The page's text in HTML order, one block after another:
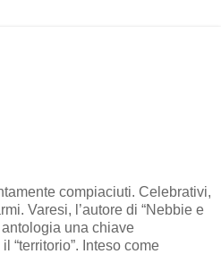
compiaciuti. Celebrativi,
Varesi, l’autore di “Nebbie e
una chiave
“territorio”. Inteso come